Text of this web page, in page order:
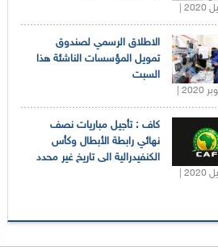
الاطلاق الرسمي لصندوق
تمويل المؤسسات الناشئة هذا
السبت
كاف : تأجيل مباريات نصف
نهائي رابطة الأبطال وكأس
الكنفيدرالية الى تاريخ غير محدد